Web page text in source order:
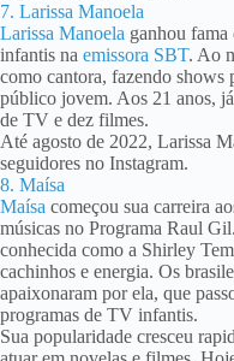
7. Larissa Manoela
Larissa Manoela ganhou
infantis na emissora SBT. Ao
como cantora, fazendo shows
público jovem. Aos 21 anos,
de TV e dez filmes.
Até agosto de 2022, Larissa
seguidores no Instagram.
8. Maísa
Maísa começou sua carreira
músicas no Programa Raul
conhecida como a Shirley
cachinhos e energia. Os
apaixonaram por ela, que
programas de TV infantis.
Sua popularidade cresceu